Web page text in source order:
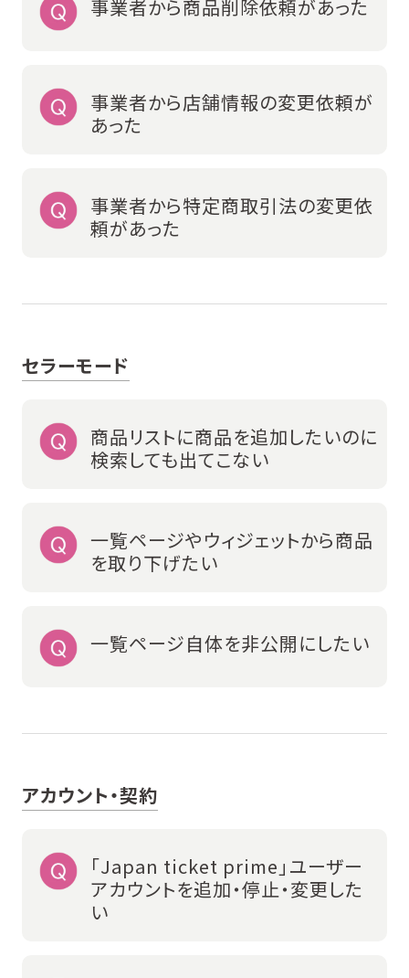
事業者から商品削除依頼があった
事業者から店舗情報の変更依頼が
あった
事業者から特定商取引法の変更依
頼があった
セラーモード
商品リストに商品を追加したいのに
検索しても出てこない
一覧ページやウィジェットから商品
を取り下げたい
一覧ページ自体を非公開にしたい
アカウント・契約
「Japan ticket prime」ユーザー
アカウントを追加・停止・変更した
い